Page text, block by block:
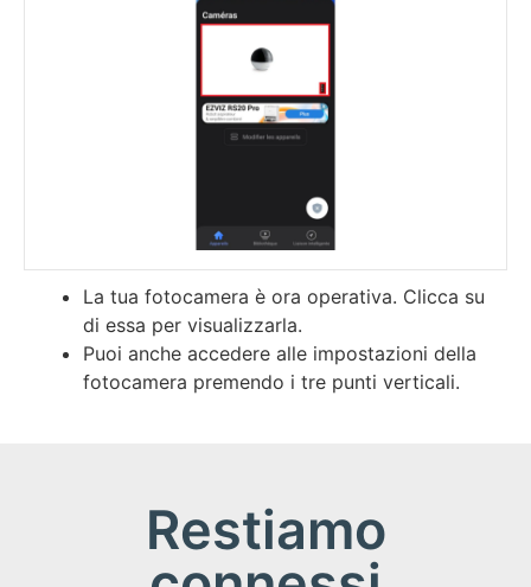
La tua fotocamera è ora operativa. Clicca su
di essa per visualizzarla.
Puoi anche accedere alle impostazioni della
fotocamera premendo i tre punti verticali.
Restiamo